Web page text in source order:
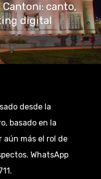
canto,
digital
desde la
basado en la
más el rol de
WhatsApp